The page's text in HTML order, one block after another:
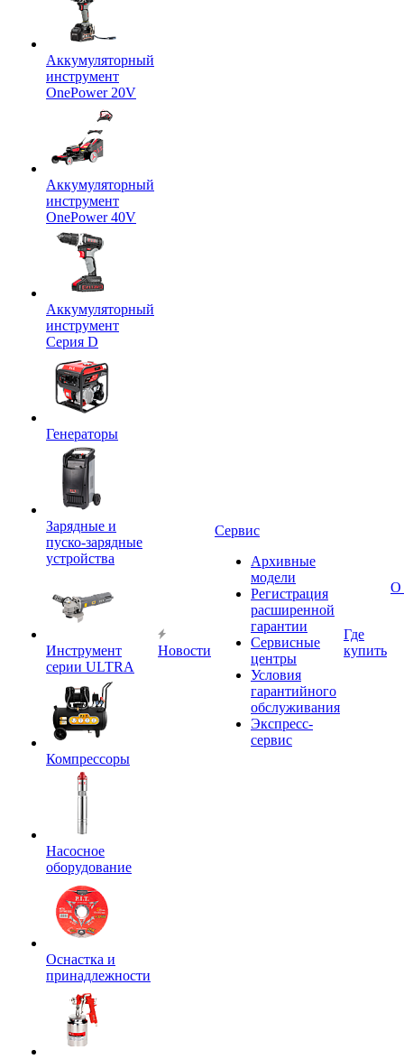
Аккумуляторный
инструмент
OnePower 20V
Аккумуляторный
инструмент
OnePower 40V
Аккумуляторный
инструмент
Серия D
Генераторы
Зарядные и
пуско-зарядные
устройства
Инструмент
серии ULTRA
Компрессоры
Насосное
оборудование
Оснастка и
принадлежности
Новости
Сервис
Архивные
модели
Регистрация
расширенной
гарантии
Сервисные
центры
Условия
гарантийного
обслуживания
Экспресс-
сервис
Где
купить
О